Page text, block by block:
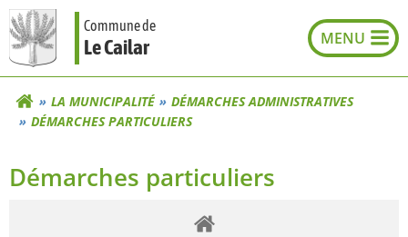
Aller
au
contenu
Commune de
Le Cailar
LA MUNICIPALITÉ
DÉMARCHES ADMINISTRATIVES
DÉMARCHES PARTICULIERS
Démarches particuliers